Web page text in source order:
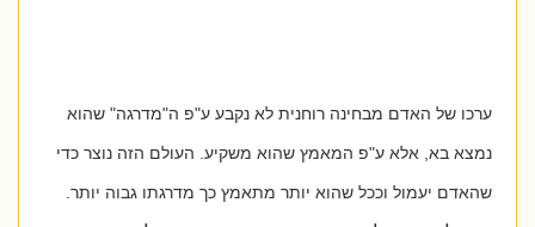
ערכו של האדם מבחינה רוחנית לא נקבע ע"פ ה"מדרגה" שהוא
נמצא בא, אלא ע"פ המאמץ שהוא משקיע. העולם הזה נוצר כדי
שהאדם יעמול וככל שהוא יותר מתאמץ כך מדרגתו גבוה יותר.